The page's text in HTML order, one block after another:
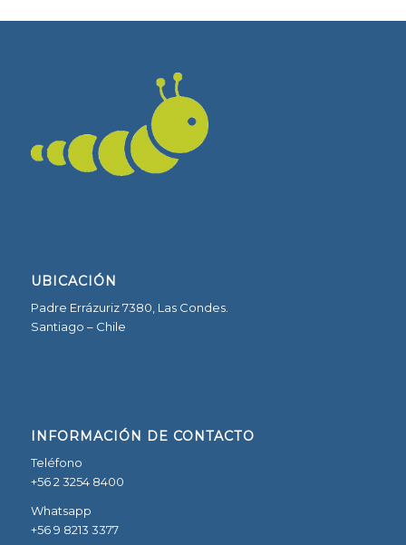
UBICACIÓN
Padre Errázuriz 7380, Las Condes.
Santiago – Chile
INFORMACIÓN DE CONTACTO
Teléfono
+56 2 3254 8400
Whatsapp
+56 9 8213 3377